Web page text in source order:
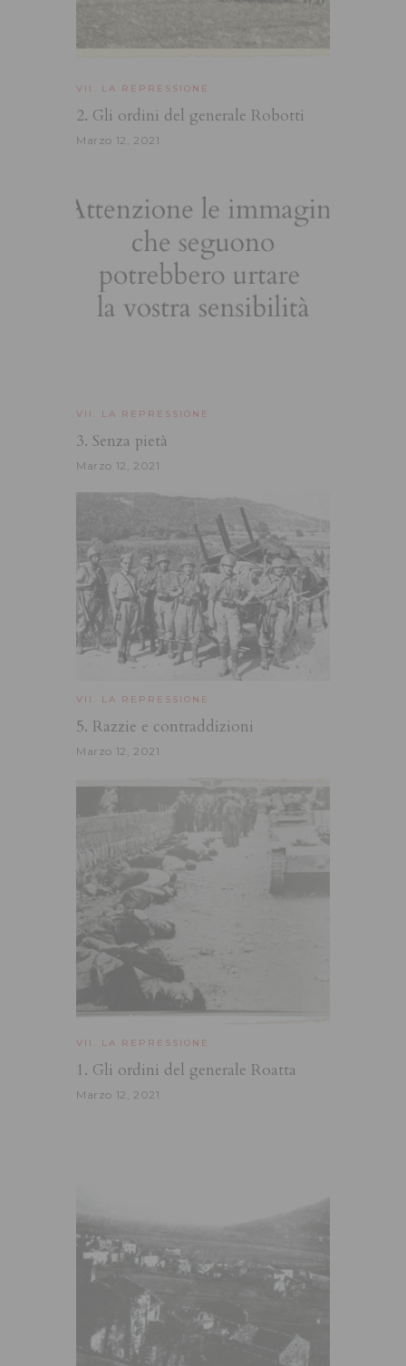
VII. LA REPRESSIONE
2. Gli ordini del generale Robotti
Marzo 12, 2021
VII. LA REPRESSIONE
3. Senza pietà
Marzo 12, 2021
VII. LA REPRESSIONE
5. Razzie e contraddizioni
Marzo 12, 2021
VII. LA REPRESSIONE
1. Gli ordini del generale Roatta
Marzo 12, 2021